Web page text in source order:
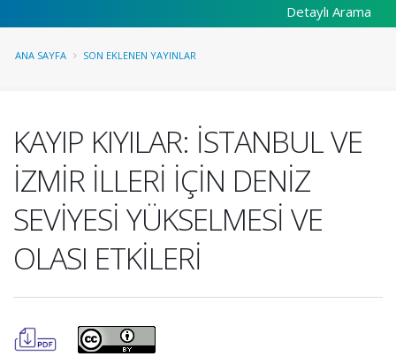
Detaylı Arama
ANA SAYFA SON EKLENEN YAYINLAR
KAYIP KIYILAR: İSTANBUL VE
İZMİR İLLERİ İÇİN DENİZ
SEVİYESİ YÜKSELMESİ VE
OLASI ETKİLERİ